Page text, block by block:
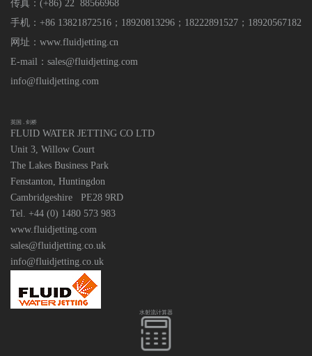
传真：(+86) 22 88566968
手机：+86 13821872516；18920813296 ； 18222891527；18920567182
网址：www.fluidjetting.cn
E-mail：sales@fluidjetting.com
info@fluidjetting.com
英国 . 剑桥
FLUID WATER JETTING CO LTD
Unit 3, Willow Court
The Lakes Business Park
Fenstanton, Huntingdon
Cambridgeshire PE28 9RD
Tel. +44 (0) 1480 573 983
www.fluidjetting.com
sales@fluidjetting.co.uk
info@fluidjetting.co.uk
水射流计算器